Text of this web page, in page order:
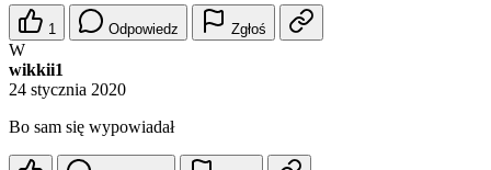
1 Odpowiedz Zgłoś
W
wikkii1
24 stycznia 2020
Bo sam się wypowiadał